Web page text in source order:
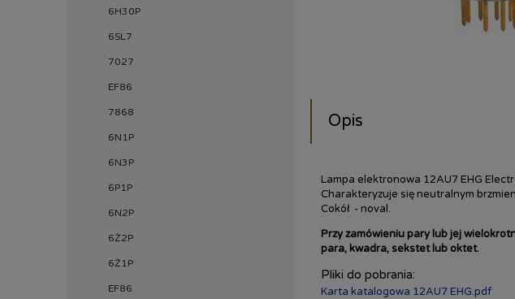
6H30P
6SL7
7027
EF86
7868
6N1P
6N3P
6P1P
6N2P
6Ż2P
6Ż1P
EF86
Opis
Lampa elektronowa 12AU7 EHG
Charakteryzuje się neutralnym
Cokół - noval.
Przy zamówieniu pary lub jej
para, kwadra, sekstet lub oktet.
Pliki do pobrania:
Karta katalogowa 12AU7 EHG.pdf